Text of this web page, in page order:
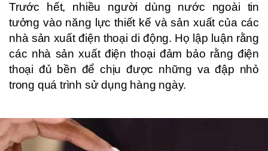
Trước hết, nhiều người dùng nước ngoài tin
tưởng vào năng lực thiết kế và sản xuất của các
nhà sản xuất điện thoại di động. Họ lập luận rằng
các nhà sản xuất điện thoại đảm bảo rằng điện
thoại đủ bền để chịu được những va đập nhỏ
trong quá trình sử dụng hàng ngày.